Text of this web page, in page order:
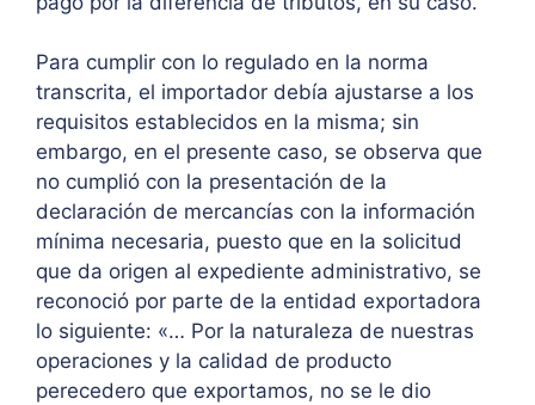
Para cumplir con lo regulado en la norma
transcrita, el importador debía ajustarse a los
requisitos establecidos en la misma; sin
embargo, en el presente caso, se observa que
no cumplió con la presentación de la
declaración de mercancías con la información
mínima necesaria, puesto que en la solicitud
que da origen al expediente administrativo, se
reconoció por parte de la entidad exportadora
lo siguiente: «… Por la naturaleza de nuestras
operaciones y la calidad de producto
perecedero que exportamos, no se le dio